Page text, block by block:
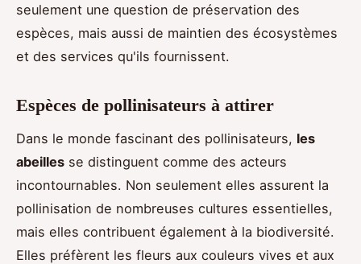
seulement une question de préservation des
espèces, mais aussi de maintien des écosystèmes
et des services qu'ils fournissent.
Espèces de pollinisateurs à attirer
Dans le monde fascinant des pollinisateurs, les
abeilles se distinguent comme des acteurs
incontournables. Non seulement elles assurent la
pollinisation de nombreuses cultures essentielles,
mais elles contribuent également à la biodiversité.
Elles préfèrent les fleurs aux couleurs vives et aux